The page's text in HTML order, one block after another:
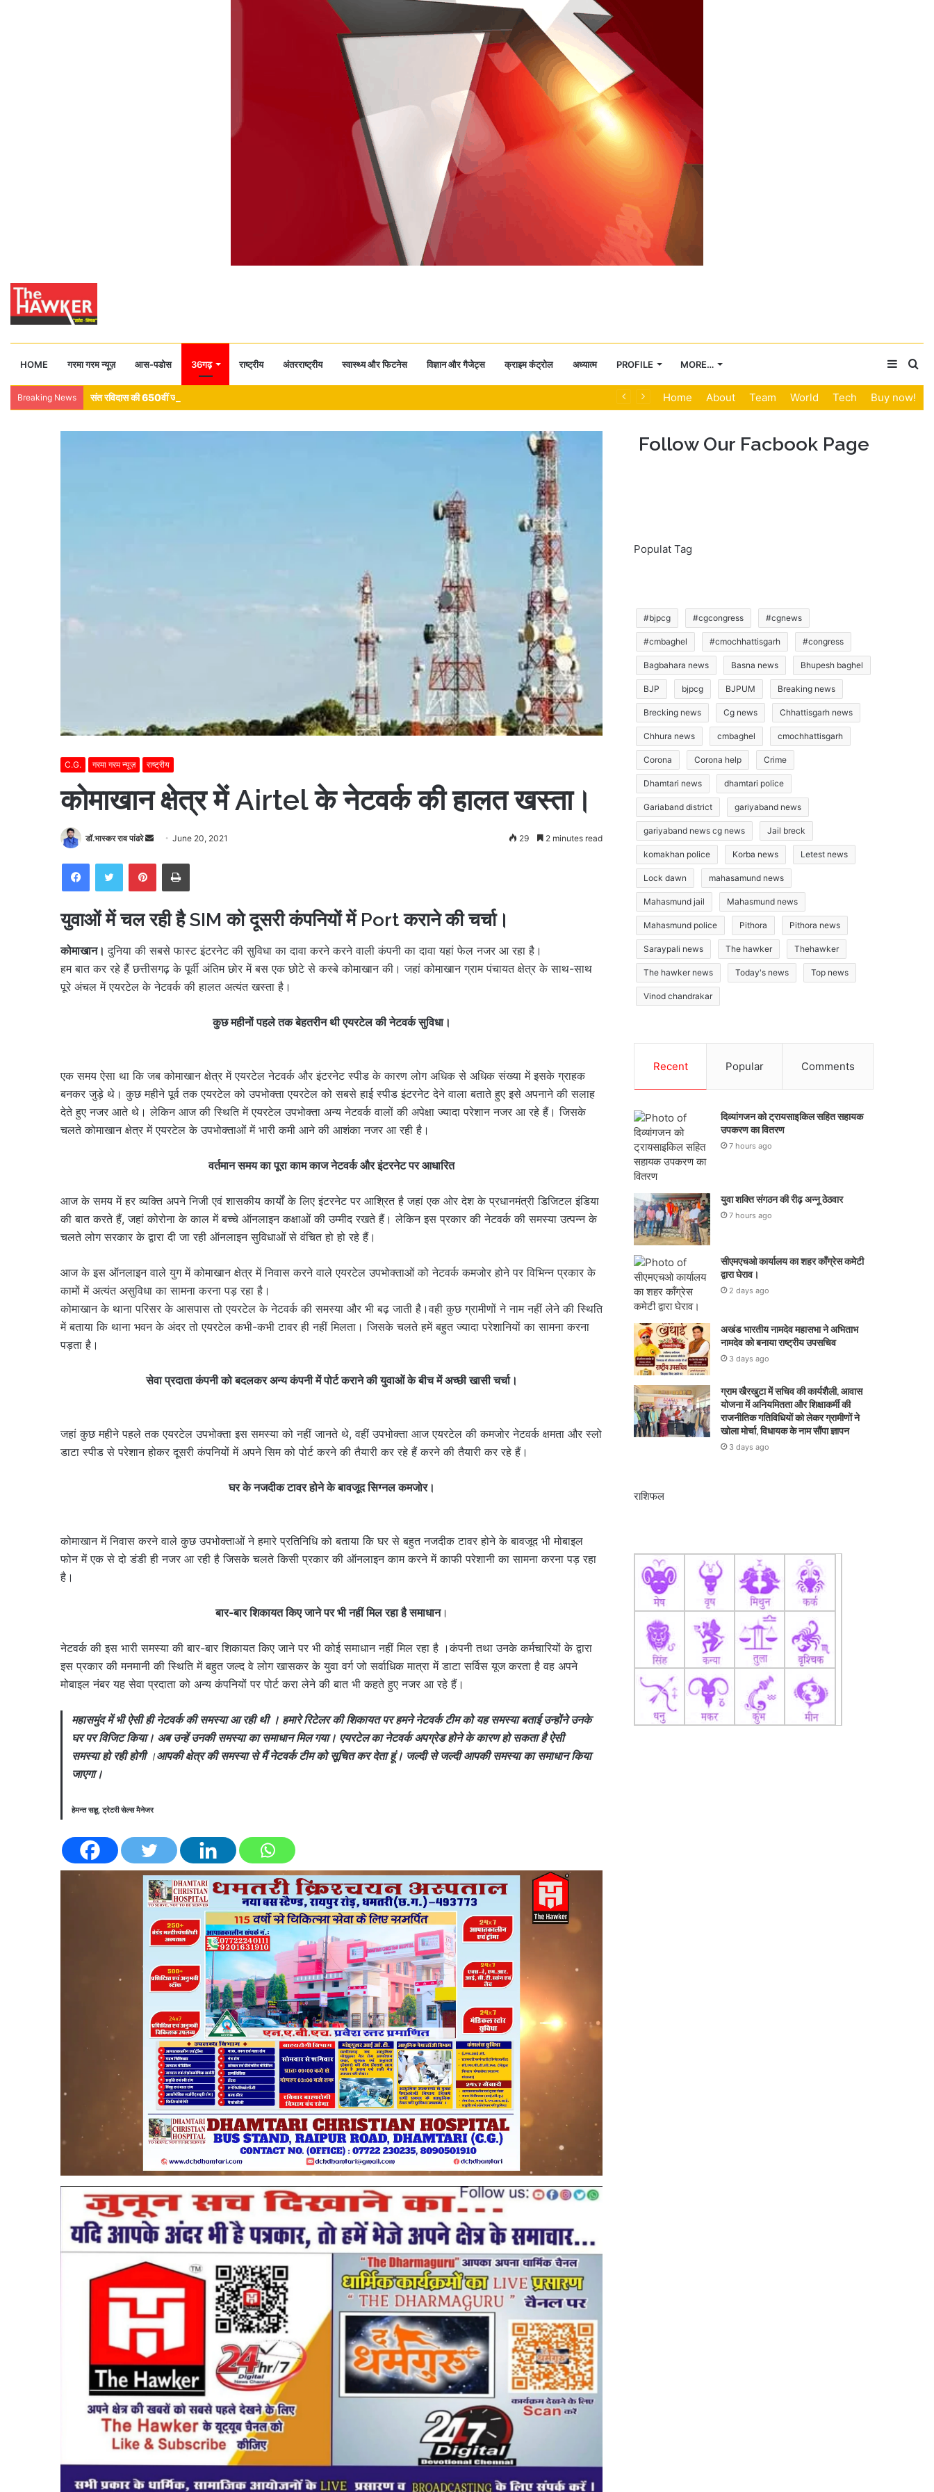
HOME गरमा गरम न्यूज़ आस-पडोस 36गढ़ राष्ट्रीय अंतरराष्ट्रीय स्वास्थ्य और फिटनेस विज्ञान और गैजेट्स क्राइम कंट्रोल अध्यात्म PROFILE MORE…
Breaking News संत रविदास की 650वीं जयंती पर समरसता संकल्प अभियान, सभी मंडलों में पहुंचेगा माटी युक्त पवित्र कलश … येत राम साहू Home About Team World Tech Buy now!
C.G. गरमा गरम न्यूज़ राष्ट्रीय
कोमाखान क्षेत्र में Airtel के नेटवर्क की हालत खस्ता।
डॉ.भास्कर राव पांढरे
Send
email
June 20, 2021 29 2 minutes read
FacebookTwitterPinterestPrint
युवाओं में चल रही है SIM को दूसरी कंपनियों में Port कराने की चर्चा।
कोमाखान।दुनिया की सबसे फास्ट इंटरनेट की सुविधा का दावा करने करने वाली कंपनी का दावा यहां फेल नजर आ रहा है।
हम बात कर रहे हैं छत्तीसगढ़ के पूर्वी अंतिम छोर में बस एक छोटे से कस्बे कोमाखान की। जहां कोमाखान ग्राम पंचायत क्षेत्र के साथ-साथ
पूरे अंचल में एयरटेल के नेटवर्क की हालत अत्यंत खस्ता है।
कुछ महीनों पहले तक बेहतरीन थी एयरटेल की नेटवर्क सुविधा।
एक समय ऐसा था कि जब कोमाखान क्षेत्र में एयरटेल नेटवर्क और इंटरनेट स्पीड के कारण लोग अधिक से अधिक संख्या में इसके ग्राहक
बनकर जुड़े थे। कुछ महीने पूर्व तक एयरटेल को उपभोक्ता एयरटेल को सबसे हाई स्पीड इंटरनेट देने वाला बताते हुए इसे अपनाने की सलाह
देते हुए नजर आते थे। लेकिन आज की स्थिति में एयरटेल उपभोक्ता अन्य नेटवर्क वालों की अपेक्षा ज्यादा परेशान नजर आ रहे हैं। जिसके
चलते कोमाखान क्षेत्र में एयरटेल के उपभोक्ताओं में भारी कमी आने की आशंका नजर आ रही है।
वर्तमान समय का पूरा काम काज नेटवर्क और इंटरनेट पर आधारित
आज के समय में हर व्यक्ति अपने निजी एवं शासकीय कार्यों के लिए इंटरनेट पर आश्रित है जहां एक ओर देश के प्रधानमंत्री डिजिटल इंडिया
की बात करते हैं, जहां कोरोना के काल में बच्चे ऑनलाइन कक्षाओं की उम्मीद रखते हैं। लेकिन इस प्रकार की नेटवर्क की समस्या उत्पन्न के
चलते लोग सरकार के द्वारा दी जा रही ऑनलाइन सुविधाओं से वंचित हो हो रहे हैं।
आज के इस ऑनलाइन वाले युग में कोमाखान क्षेत्र में निवास करने वाले एयरटेल उपभोक्ताओं को नेटवर्क कमजोर होने पर विभिन्न प्रकार के
कामों में अत्यंत असुविधा का सामना करना पड़ रहा है।
कोमाखान के थाना परिसर के आसपास तो एयरटेल के नेटवर्क की समस्या और भी बढ़ जाती है।वही कुछ ग्रामीणों ने नाम नहीं लेने की स्थिति
में बताया कि थाना भवन के अंदर तो एयरटेल कभी-कभी टावर ही नहीं मिलता। जिसके चलते हमें बहुत ज्यादा परेशानियों का सामना करना
पड़ता है।
सेवा प्रदाता कंपनी को बदलकर अन्य कंपनी में पोर्ट कराने की युवाओं के बीच में अच्छी खासी चर्चा।
जहां कुछ महीने पहले तक एयरटेल उपभोक्ता इस समस्या को नहीं जानते थे, वहीं उपभोक्ता आज एयरटेल की कमजोर नेटवर्क क्षमता और स्लो
डाटा स्पीड से परेशान होकर दूसरी कंपनियों में अपने सिम को पोर्ट करने की तैयारी कर रहे हैं करने की तैयारी कर रहे हैं।
घर के नजदीक टावर होने के बावजूद सिग्नल कमजोर।
कोमाखान में निवास करने वाले कुछ उपभोक्ताओं ने हमारे प्रतिनिधि को बताया केि घर से बहुत नजदीक टावर होने के बावजूद भी मोबाइल
फोन में एक से दो डंडी ही नजर आ रही है जिसके चलते किसी प्रकार की ऑनलाइन काम करने में काफी परेशानी का सामना करना पड़ रहा
है।
बार-बार शिकायत किए जाने पर भी नहीं मिल रहा है समाधान।
नेटवर्क की इस भारी समस्या की बार-बार शिकायत किए जाने पर भी कोई समाधान नहीं मिल रहा है ।कंपनी तथा उनके कर्मचारियों के द्वारा
इस प्रकार की मनमानी की स्थिति में बहुत जल्द वे लोग खासकर के युवा वर्ग जो सर्वाधिक मात्रा में डाटा सर्विस यूज करता है वह अपने
मोबाइल नंबर यह सेवा प्रदाता को अन्य कंपनियों पर पोर्ट करा लेने की बात भी कहते हुए नजर आ रहे हैं।
महासमुंद में भी ऐसी ही नेटवर्क की समस्या आ रही थी । हमारे रिटेलर की शिकायत पर हमने नेटवर्क टीम को यह समस्या बताई उन्होंने उनके
घर पर विजिट किया। अब उन्हें उनकी समस्या का समाधान मिल गया। एयरटेल का नेटवर्क अपग्रेड होने के कारण हो सकता है ऐसी
समस्या हो रही होगी ।आपकी क्षेत्र की समस्या से मैं नेटवर्क टीम को सूचित कर देता हूं। जल्दी से जल्दी आपकी समस्या का समाधान किया
जाएगा।
हेमन्त साहू, ट्रेटरी सेल्स मैनेजर
Follow Our Facbook Page
Populat Tag
#bjpcg #cgcongress #cgnews
#cmbaghel #cmochhattisgarh #congress
Bagbahara news Basna news Bhupesh baghel
BJP bjpcg BJPUM Breaking news
Brecking news Cg news Chhattisgarh news
Chhura news cmbaghel cmochhattisgarh
Corona Corona help Crime
Dhamtari news dhamtari police
Gariaband district gariyaband news
gariyaband news cg news Jail breck
komakhan police Korba news Letest news
Lock dawn mahasamund news
Mahasmund jail Mahasmund news
Mahasmund police Pithora Pithora news
Saraypali news The hawker Thehawker
The hawker news Today's news Top news
Vinod chandrakar
Recent Popular Comments
दिव्यांगजन को ट्रायसाइकिल सहित सहायक
उपकरण का वितरण
7 hours ago
युवा शक्ति संगठन की रीढ़ अन्नू ठेठवार
7 hours ago
सीएमएचओ कार्यालय का शहर कॉंग्रेस कमेटी
द्वारा घेराव।
2 days ago
अखंड भारतीय नामदेव महासभा ने अभिताभ
नामदेव को बनाया राष्ट्रीय उपसचिव
3 days ago
ग्राम खैरखुटा में सचिव की कार्यशैली, आवास
योजना में अनियमितता और शिक्षाकर्मी की
राजनीतिक गतिविधियों को लेकर ग्रामीणों ने
खोला मोर्चा, विधायक के नाम सौंपा ज्ञापन
3 days ago
राशिफल